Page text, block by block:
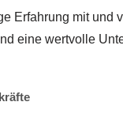
Erfahrung mit und
eine wertvolle